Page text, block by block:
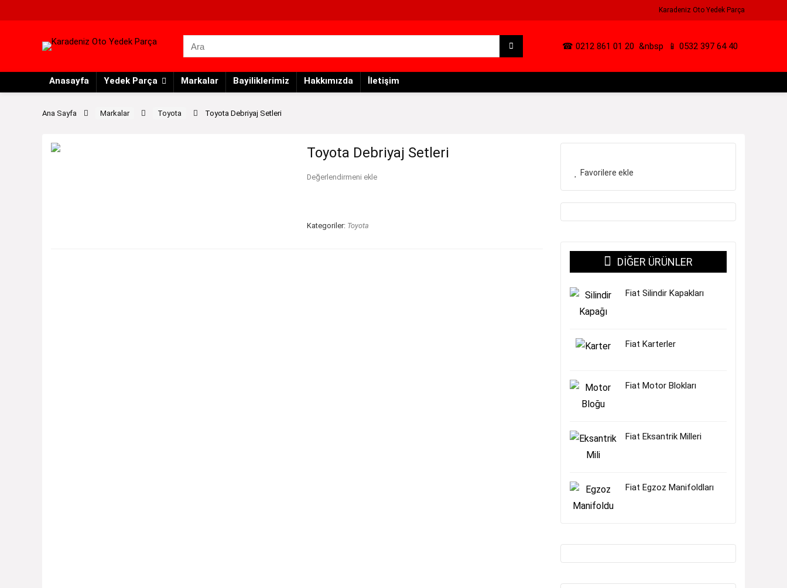
Karadeniz Oto Yedek Parça
☎ 0212 861 01 20 &nbsp 📱 0532 397 64 40
Anasayfa Yedek Parça Markalar Bayiliklerimiz Hakkımızda İletişim
Ana Sayfa Markalar Toyota Toyota Debriyaj Setleri
Toyota Debriyaj Setleri
Değerlendirmeni ekle
Kategoriler: Toyota
Favorilere ekle
DIĞER ÜRÜNLER
Fiat Silindir Kapakları
Fiat Karterler
Fiat Motor Blokları
Fiat Eksantrik Milleri
Fiat Egzoz Manifoldları